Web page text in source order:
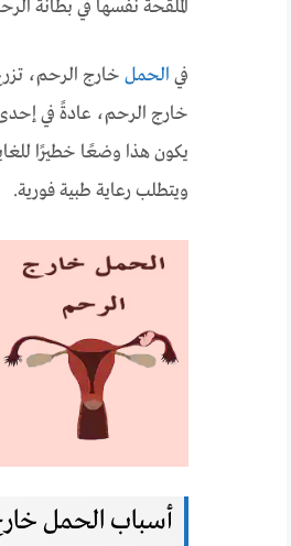
الملقحة نفسها في بطانة
في الحمل خارج الرحم،
خارج الرحم، عادةً في
يكون هذا وضعًا خطيرًا
ويتطلب رعاية طبية فورية.
أسباب الحمل